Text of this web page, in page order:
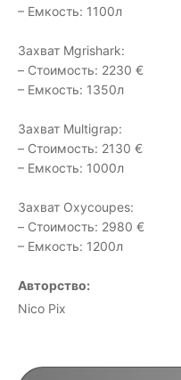
– Емкость: 1100л
Захват Mgrishark:
– Стоимость: 2230 €
– Емкость: 1350л
Захват Multigrap:
– Стоимость: 2130 €
– Емкость: 1000л
Захват Oxycoupes:
– Стоимость: 2980 €
– Емкость: 1200л
Авторство:
Nico Pix